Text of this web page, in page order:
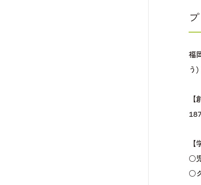
福
う)
○
○